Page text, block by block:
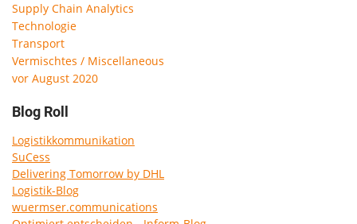
Supply Chain Analytics
Technologie
Transport
Vermischtes / Miscellaneous
vor August 2020
Blog Roll
Logistikkommunikation
SuCess
Delivering Tomorrow by DHL
Logistik-Blog
wuermser.communications